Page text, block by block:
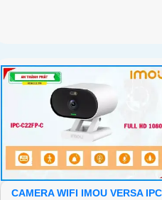
CAMERA WIFI IMOU VERSA